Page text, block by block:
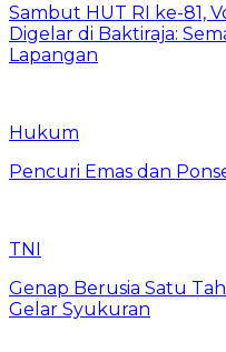
Sambut HUT RI ke-81,
Digelar di Baktiraja:
Lapangan
Hukum
Pencuri Emas dan
TNI
Genap Berusia Satu
Gelar Syukuran